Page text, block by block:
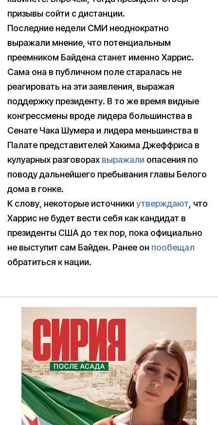
призывы сойти с дистанции.
Последние недели СМИ неоднократно
выражали мнение, что потенциальным
преемником Байдена станет именно Харрис.
Сама она в публичном поле старалась не
реагировать на эти заявления, выражая
поддержку президенту. В то же время видные
конгрессмены вроде лидера большинства в
Сенате Чака Шумера и лидера меньшинства в
Палате представителей Хакима Джеффриса в
кулуарных разговорах выражали опасения по
поводу дальнейшего пребывания главы Белого
дома в гонке.
К слову, некоторые источники утверждают, что
Харрис не будет вести себя как кандидат в
президенты США до тех пор, пока официально
не выступит сам Байден. Ранее он пообещал
обратиться к нации.